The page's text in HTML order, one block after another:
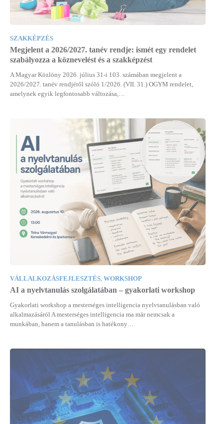
SZAKKÉPZÉS
Megjelent a 2026/2027. tanév rendje: ismét egy rendelet
szabályozza a köznevelést és a szakképzést
A Magyar Közlöny 2026. július 31-i 103. számában megjelent a
2026/2027. tanév rendjéről szóló 1/2026. (VII. 31.) OGYM rendelet,
amelynek egyik legfontosabb változása,…
VÁLLALKOZÁSFEJLESZTÉS, WORKSHOP
AI a nyelvtanulás szolgálatában – gyakorlati workshop
Gyakorlati workshop a mesterséges intelligencia nyelvtanulásban való
alkalmazásáról A mesterséges intelligencia ma már nemcsak a
munkában, hanem a tanulásban is hatékony…